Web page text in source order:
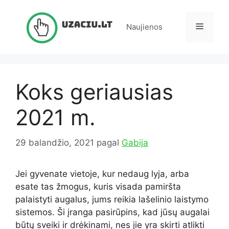
Naujienos Meniu
Koks geriausias
2021 m.
29 balandžio, 2021 pagal Gabija
Jei gyvenate vietoje, kur nedaug lyja, arba
esate tas žmogus, kuris visada pamiršta
palaistyti augalus, jums reikia lašelinio laistymo
sistemos. Ši įranga pasirūpins, kad jūsų augalai
būtų sveiki ir drėkinami, nes jie yra skirti atlikti